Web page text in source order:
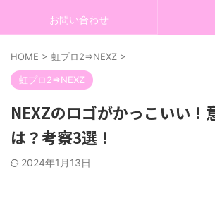
お問い合わせ
HOME > 虹プロ2⇒NEXZ >
虹プロ2⇒NEXZ
NEXZのロゴがかっこいい！
は？考察3選！
2024年1月13日